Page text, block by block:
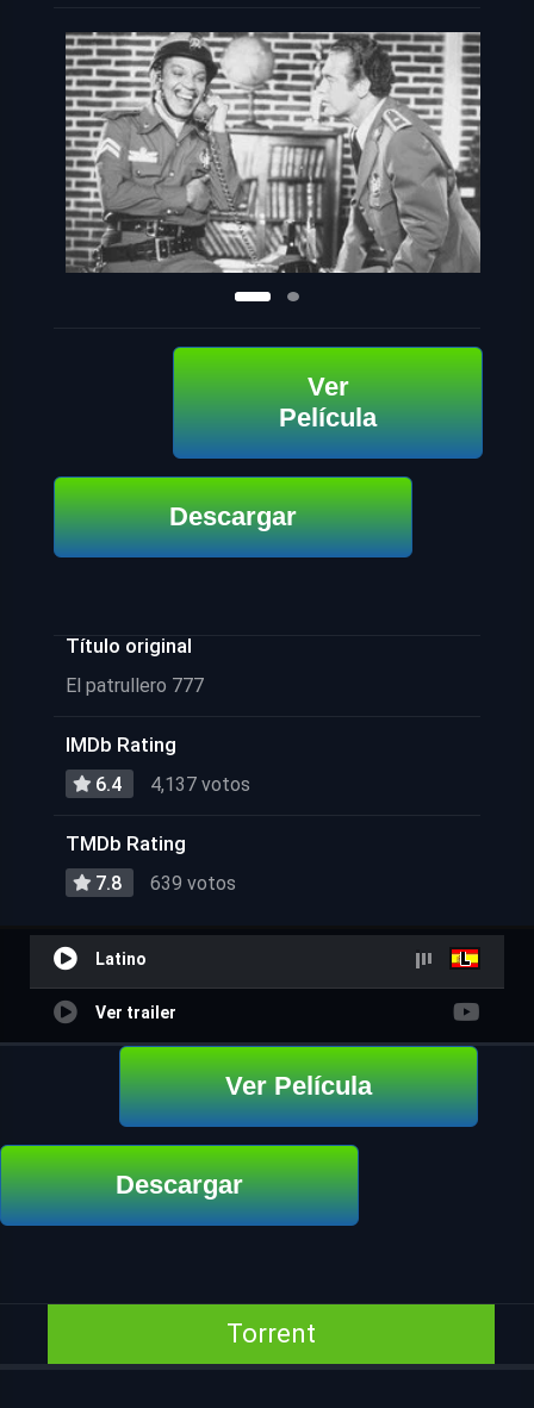
Ver
Película
Descargar
Título original
El patrullero 777
IMDb Rating
6.4 4,137 votos
TMDb Rating
7.8 639 votos
Latino
Ver trailer
Ver Película
Descargar
Torrent